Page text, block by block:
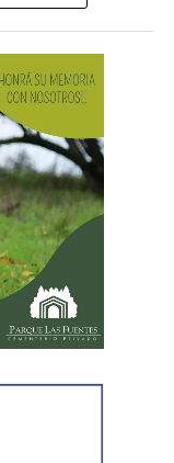
durante las
será
de trabajo y dos
incrementar
de
Alto Valle.
el relevamiento